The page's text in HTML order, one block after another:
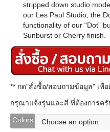
stripped down studio
our Les Paul Studio, the
functionality of our “Dot”
Sunburst or Cherry finish.
** กด"สั่งซื้อ/สอบถามข้อมูล" เพื่
กรุณาแจ้งรุ่นและสี ที่ต้องการครั
Colors